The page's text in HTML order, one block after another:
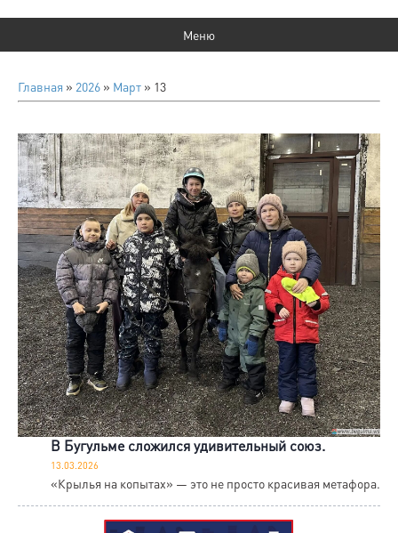
Главная » 2026 » Март » 13
В Бугульме сложился удивительный союз.
13.03.2026
«Крылья на копытах» — это не просто красивая метафора.